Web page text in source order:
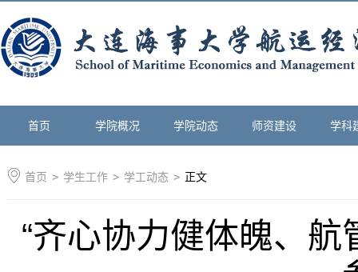
首页 学院概况 学院动态 师资建设 学科
首页 > 学生工作 > 学工动态 > 正文
“齐心协力健体魄、